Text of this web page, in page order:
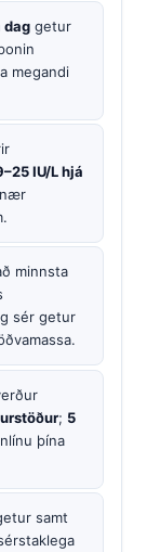
dag getur
megandi
IU/L hjá
nær
minnsta
sér getur
; 5
þína
samt